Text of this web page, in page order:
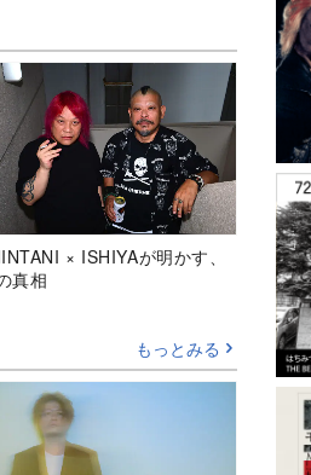
× ISHIYAが明かす、
真相
もっとみる